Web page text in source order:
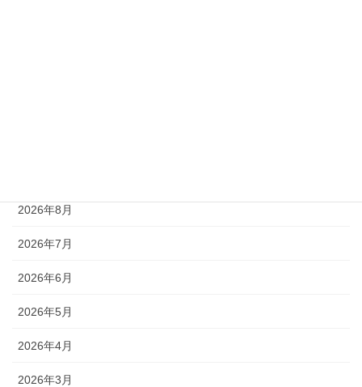
2026年8月
2026年7月
2026年6月
2026年5月
2026年4月
2026年3月